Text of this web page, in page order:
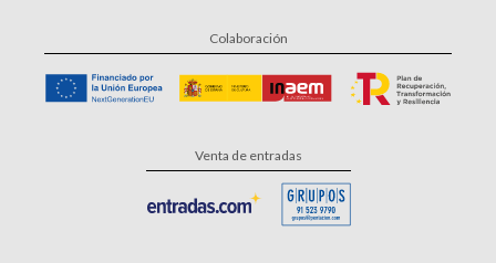
Colaboración
Venta de entradas